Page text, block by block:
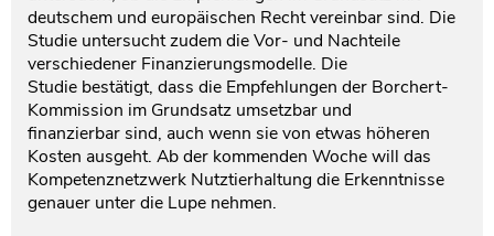
deutschem und europäischen Recht vereinbar sind. Die
Studie untersucht zudem die Vor- und Nachteile
verschiedener Finanzierungsmodelle. Die
Studie bestätigt, dass die Empfehlungen der Borchert-
Kommission im Grundsatz umsetzbar und
finanzierbar sind, auch wenn sie von etwas höheren
Kosten ausgeht. Ab der kommenden Woche will das
Kompetenznetzwerk Nutztierhaltung die Erkenntnisse
genauer unter die Lupe nehmen.